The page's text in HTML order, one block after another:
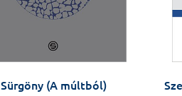
Sürgöny (A múltból)